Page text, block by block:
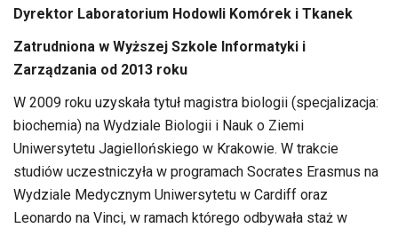
Dyrektor Laboratorium Hodowli Komórek i Tkanek
Zatrudniona w Wyższej Szkole Informatyki i
Zarządzania od 2013 roku
W 2009 roku uzyskała tytuł magistra biologii (specjalizacja:
biochemia) na Wydziale Biologii i Nauk o Ziemi
Uniwersytetu Jagiellońskiego w Krakowie. W trakcie
studiów uczestniczyła w programach Socrates Erasmus na
Wydziale Medycznym Uniwersytetu w Cardiff oraz
Leonardo na Vinci, w ramach którego odbywała staż w